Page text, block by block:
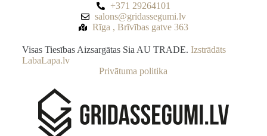
+371 29264101
salons@gridassegumi.lv
Rīga , Brīvības gatve 363
Visas Tiesības Aizsargātas Sia AU TRADE. Izstrādāts
LabaLapa.lv
Privātuma politika